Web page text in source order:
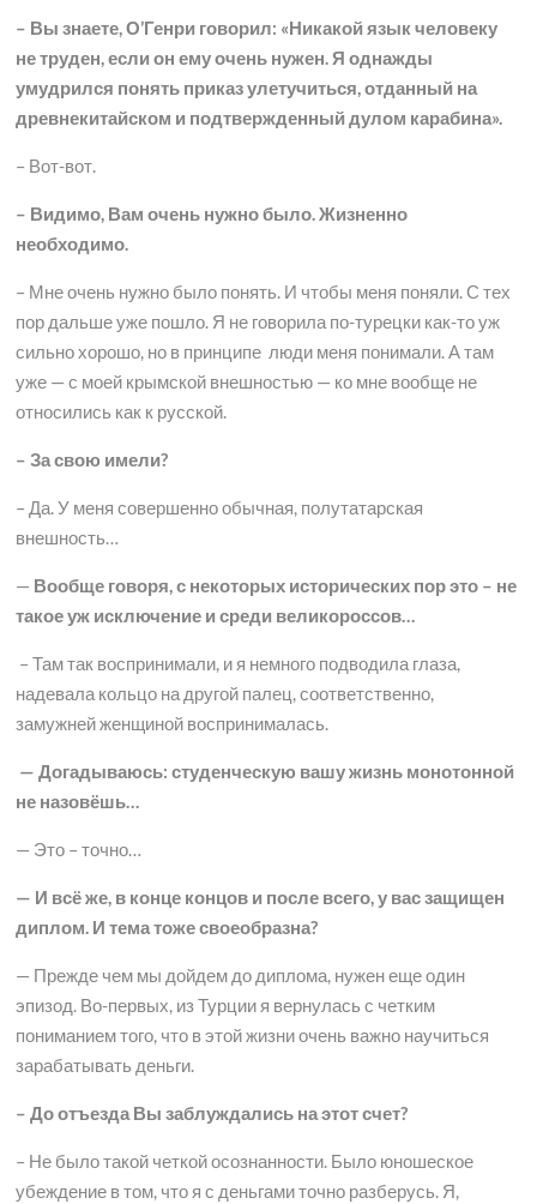
– Вы знаете, О’Генри говорил: «Никакой язык человеку
не труден, если он ему очень нужен. Я однажды
умудрился понять приказ улетучиться, отданный на
древнекитайском и подтвержденный дулом карабина».
– Вот-вот.
– Видимо, Вам очень нужно было. Жизненно
необходимо.
– Мне очень нужно было понять. И чтобы меня поняли. С тех
пор дальше уже пошло. Я не говорила по-турецки как-то уж
сильно хорошо, но в принципе люди меня понимали. А там
уже — с моей крымской внешностью — ко мне вообще не
относились как к русской.
– За свою имели?
– Да. У меня совершенно обычная, полутатарская
внешность…
— Вообще говоря, с некоторых исторических пор это – не
такое уж исключение и среди великороссов…
– Там так воспринимали, и я немного подводила глаза,
надевала кольцо на другой палец, соответственно,
замужней женщиной воспринималась.
— Догадываюсь: студенческую вашу жизнь монотонной
не назовёшь…
— Это – точно…
— И всё же, в конце концов и после всего, у вас защищен
диплом. И тема тоже своеобразна?
— Прежде чем мы дойдем до диплома, нужен еще один
эпизод. Во-первых, из Турции я вернулась с четким
пониманием того, что в этой жизни очень важно научиться
зарабатывать деньги.
– До отъезда Вы заблуждались на этот счет?
– Не было такой четкой осознанности. Было юношеское
убеждение в том, что я с деньгами точно разберусь. Я,